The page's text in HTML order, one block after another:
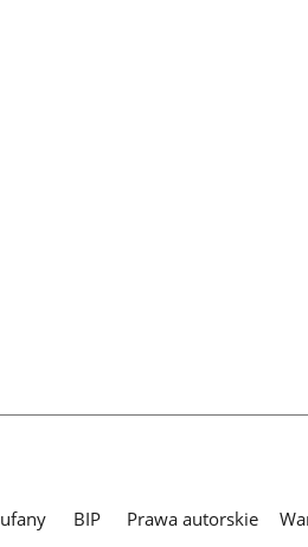
BIP Prawa autorskie